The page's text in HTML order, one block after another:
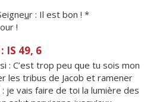
ur : Il est bon ! *
!
IS 49, 6
: C’est trop peu que tu sois mon
les tribus de Jacob et ramener
je vais faire de toi la lumière des